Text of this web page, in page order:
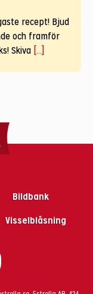
recept! Bjud
och framför
Skiva [...]
Bildbank
Visselblåsning